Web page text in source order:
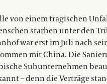
von einem tragischen
starben unter den
war erst im Juli nach
mit China. Die
Subunternehmen
– denn die Verträge